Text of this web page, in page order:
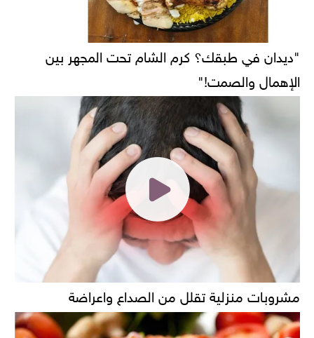
"ديدان في طبقك؟ كرم الشام تحت المجهر بين
الإهمال والصمت!"
مشروبات منزلية تقلل من الصداع واعراضة